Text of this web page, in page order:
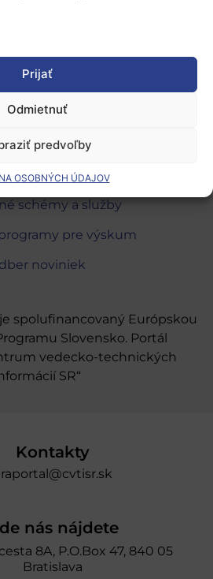
Prijať
Odmietnuť
predvoľby
OSOBNÝCH ÚDAJOV
výskumný priestor
našej podpory
schémy a služby
pre výskum
noviniek
spolufinancovaný Európskou
Slovensko. Portál
vedecko-technických
SR“
Kontakty
nás nájdete
8A, P.O.Box 47, 840 05
Bratislava